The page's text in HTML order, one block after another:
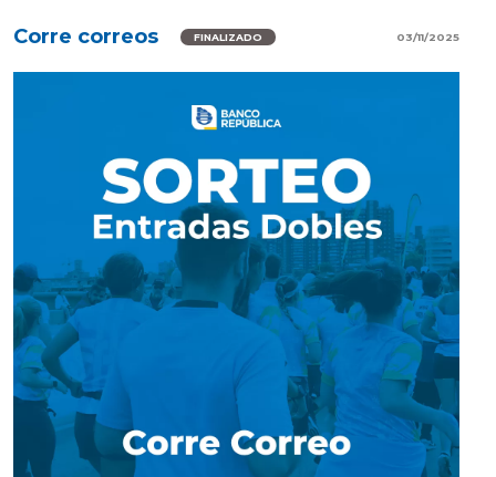
Corre correos FINALIZADO 03/11/2025